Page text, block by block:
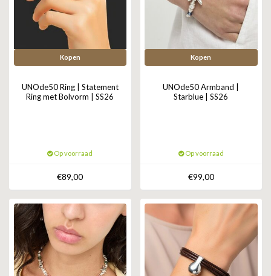
Kopen
UNOde50 Ring | Statement
Ring met Bolvorm | SS26
Op voorraad
€89,00
Kopen
UNOde50 Armband |
Starblue | SS26
Op voorraad
€99,00